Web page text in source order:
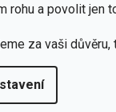
rohu a povolit jen
za vaši důvěru,
6,5 6,5